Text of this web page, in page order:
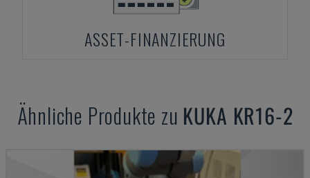
ASSET-FINANZIERUNG
Ähnliche Produkte zu KUKA KR16-2